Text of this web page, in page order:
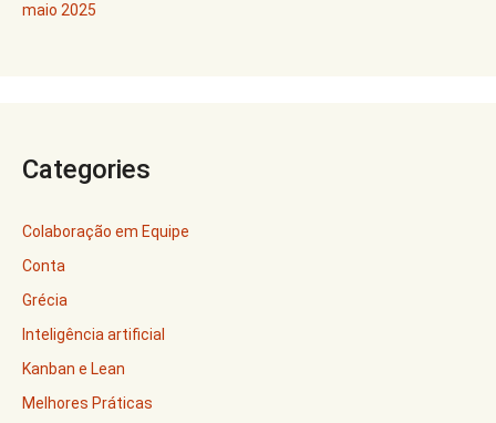
maio 2025
Categories
Colaboração em Equipe
Conta
Grécia
Inteligência artificial
Kanban e Lean
Melhores Práticas